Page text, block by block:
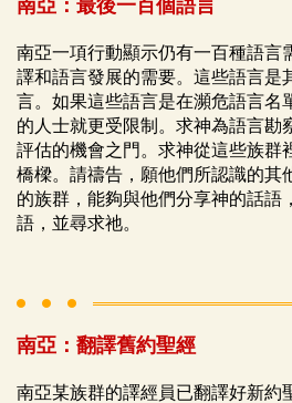
南亞：最後一百個語言
南亞一項行動顯示仍有一百種語言
譯和語言發展的需要。這些語言是
言。如果這些語言是在瀕危語言名
的人士就更受限制。求神為語言勘
評估的機會之門。求神從這些族群
橋樑。請禱告，願他們所認識的其
的族群，能夠與他們分享神的話語
語，並尋求祂。
南亞：翻譯舊約聖經
南亞某族群的譯經員已翻譯好新約